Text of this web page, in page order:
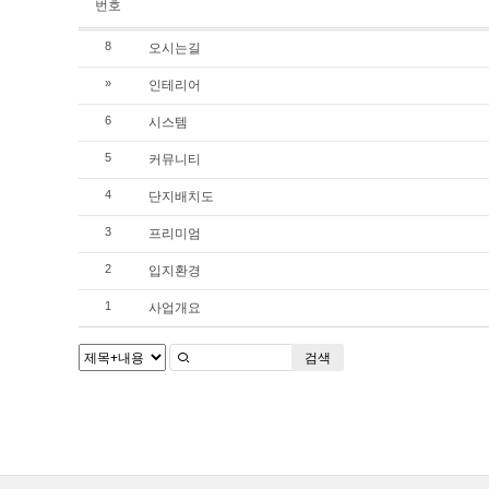
번호
8 오시는길
» 인테리어
6 시스템
5 커뮤니티
4 단지배치도
3 프리미엄
2 입지환경
1 사업개요
검색